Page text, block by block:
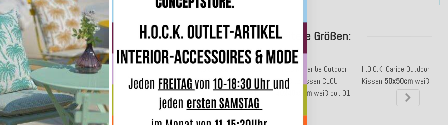
weitere Größen:
Matratzenkissen
50x50x10cmweiß
H.O.C.K. Caribe Outdoor
Sitzkissen CLOU
40x40x5cmweiß col. 01
H.O.C.K. Caribe Outdoor
Kissen 50x50cmweiß